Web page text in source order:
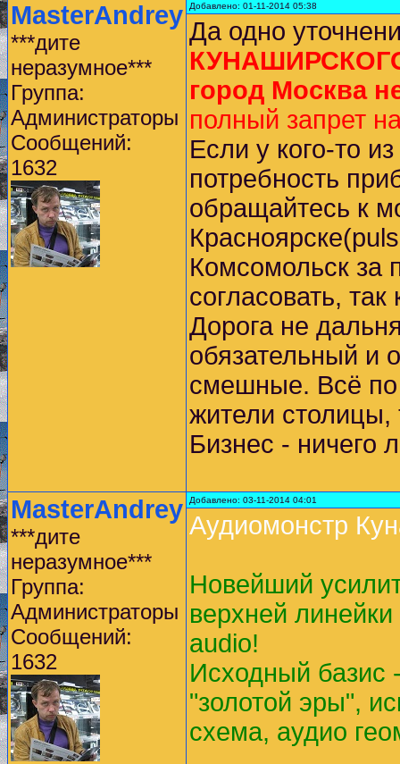
MasterAndrey
***дите
неразумное***
Группа:
Администраторы
Сообщений:
1632
Добавлено: 01-11-2014 05:38
Да одно
КУНАШИРСКОГО
город Москва
полный запрет
Если у кого-то
потребность
обращайтесь к
Комсомольск за
согласовать,
Дорога не
обязательный и
смешные. Всё по
жители
Бизнес - ничего
MasterAndrey
***дите
неразумное***
Группа:
Администраторы
Сообщений:
1632
Добавлено: 03-11-2014 04:01
Аудиомонстр
Новейший
верхней
audio!
Исходный базис
"золотой эры",
схема, аудио